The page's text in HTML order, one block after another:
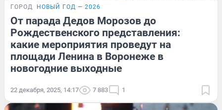
ГОРОД НОВЫЙ ГОД — 2026
От парада Дедов Морозов до
Рождественского представления:
какие мероприятия проведут на
площади Ленина в Воронеже в
новогодние выходные
22 декабря, 2025, 14:17 7 883 1